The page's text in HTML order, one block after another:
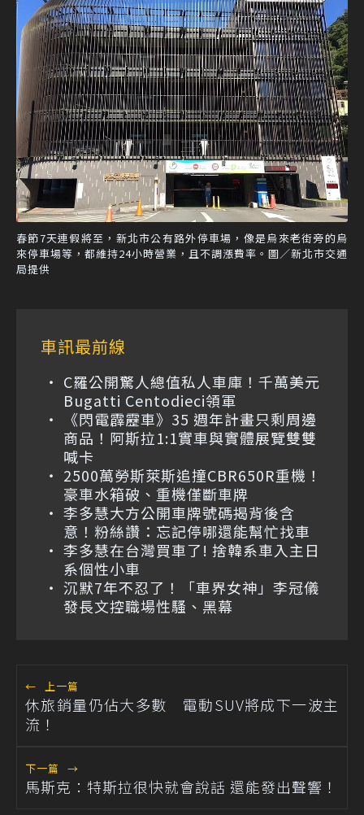
春節7天連假將至，新北市公有路外停車場，像是烏來老街旁的烏
來停車場等，都維持24小時營業，且不調漲費率。圖／新北市交通
局提供
車訊最前線
C羅公開驚人總值私人車庫！千萬美元
Bugatti Centodieci領軍
《閃電霹靂車》35 週年計畫只剩周邊
商品！阿斯拉1:1實車與實體展覽雙雙
喊卡
2500萬勞斯萊斯追撞CBR650R重機！
豪車水箱破、重機僅斷車牌
李多慧大方公開車牌號碼揭背後含
意！粉絲讚：忘記停哪還能幫忙找車
李多慧在台灣買車了! 捨韓系車入主日
系個性小車
沉默7年不忍了！「車界女神」李冠儀
發長文控職場性騷、黑幕
← 上一篇
休旅銷量仍佔大多數 電動SUV將成下一波主
流！
下一篇 →
馬斯克：特斯拉很快就會說話 還能發出聲響！